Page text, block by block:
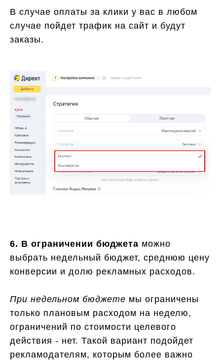
В случае оплаты за клики у вас в любом
случае пойдет трафик на сайт и будут
заказы.
6. В ограничении бюджета можно
выбрать недельный бюджет, среднюю цену
конверсии и долю рекламных расходов.
При недельном бюджете мы ограничены
только плановым расходом на неделю,
ограничений по стоимости целевого
действия - нет. Такой вариант подойдет
рекламодателям, которым более важно